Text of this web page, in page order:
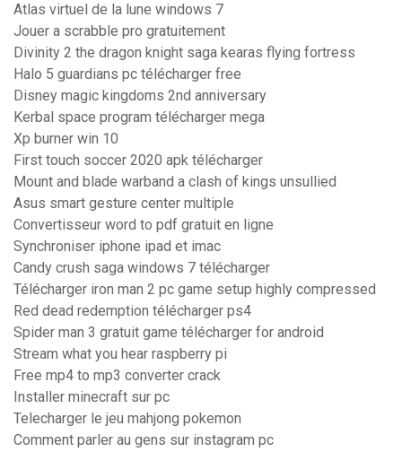
Atlas virtuel de la lune windows 7
Jouer a scrabble pro gratuitement
Divinity 2 the dragon knight saga kearas flying fortress
Halo 5 guardians pc télécharger free
Disney magic kingdoms 2nd anniversary
Kerbal space program télécharger mega
Xp burner win 10
First touch soccer 2020 apk télécharger
Mount and blade warband a clash of kings unsullied
Asus smart gesture center multiple
Convertisseur word to pdf gratuit en ligne
Synchroniser iphone ipad et imac
Candy crush saga windows 7 télécharger
Télécharger iron man 2 pc game setup highly compressed
Red dead redemption télécharger ps4
Spider man 3 gratuit game télécharger for android
Stream what you hear raspberry pi
Free mp4 to mp3 converter crack
Installer minecraft sur pc
Telecharger le jeu mahjong pokemon
Comment parler au gens sur instagram pc